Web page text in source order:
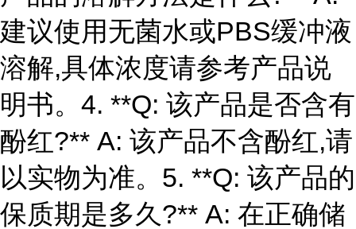
建议使用无菌水或PBS缓冲液
溶解,具体浓度请参考产品说
明书。4. **Q: 该产品是否含有
酚红?** A: 该产品不含酚红,请
以实物为准。5. **Q: 该产品的
保质期是多久?** A: 在正确储